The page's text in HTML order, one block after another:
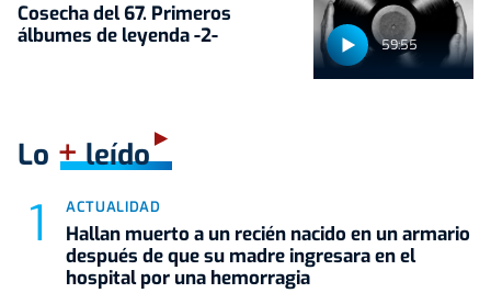
59:55
Cosecha del 67. Primeros
álbumes de leyenda -2-
Lo +leído
ACTUALIDAD
Hallan muerto a un recién nacido en un armario
después de que su madre ingresara en el
hospital por una hemorragia